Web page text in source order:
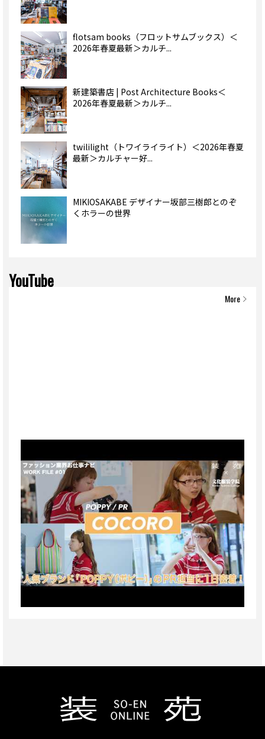
flotsam books（フロットサムブックス）＜
2026年春夏最新＞カルチ...
新建築書店 | Post Architecture Books＜
2026年春夏最新＞カルチ...
twililight（トワイライライト）＜2026年春夏
最新＞カルチャー好...
MIKIOSAKABE デザイナー坂部三樹郎とのぞ
くホラーの世界
YouTube
More